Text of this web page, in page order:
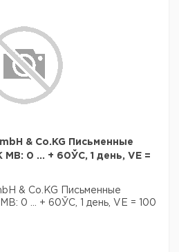
& Co.KG Письменные
MB: 0 ... + 60ЎC, 1 день, VE =
& Co.KG Письменные
0 ... + 60ЎC, 1 день, VE = 100